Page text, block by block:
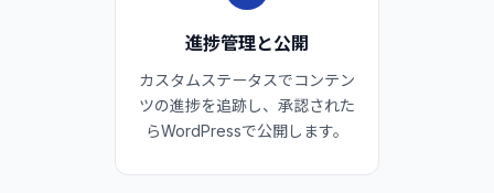
進捗管理と公開
カスタムステータスでコンテン
ツの進捗を追跡し、承認された
らWordPressで公開します。